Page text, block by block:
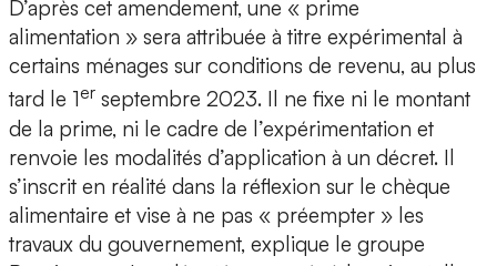
D’après cet amendement, une « prime
alimentation » sera attribuée à titre expérimental à
certains ménages sur conditions de revenu, au plus
tard le 1er septembre 2023. Il ne fixe ni le montant
de la prime, ni le cadre de l’expérimentation et
renvoie les modalités d’application à un décret. Il
s’inscrit en réalité dans la réflexion sur le chèque
alimentaire et vise à ne pas « préempter » les
travaux du gouvernement, explique le groupe